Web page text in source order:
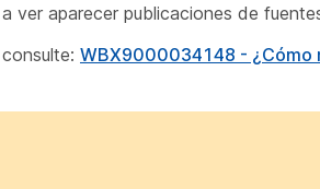
aparecer publicaciones de
WBX9000034148 - ¿Cómo